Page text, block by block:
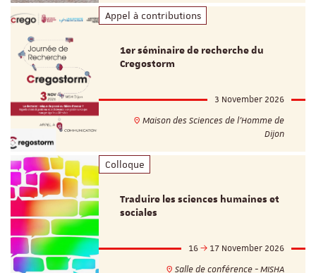
Appel à contributions
1er séminaire de recherche du
Cregostorm
3 November 2026
Maison des Sciences de l'Homme de
Dijon
Colloque
Traduire les sciences humaines et
sociales
16
17 November 2026
Salle de conférence - MISHA